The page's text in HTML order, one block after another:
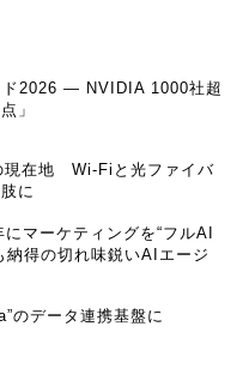
ド2026 ― NVIDIA 1000社超
」
現在地 Wi-Fiと光ファイバ
に
マーケティングを“フルAI
得の切れ味鋭いAIエージ
のデータ連携基盤に